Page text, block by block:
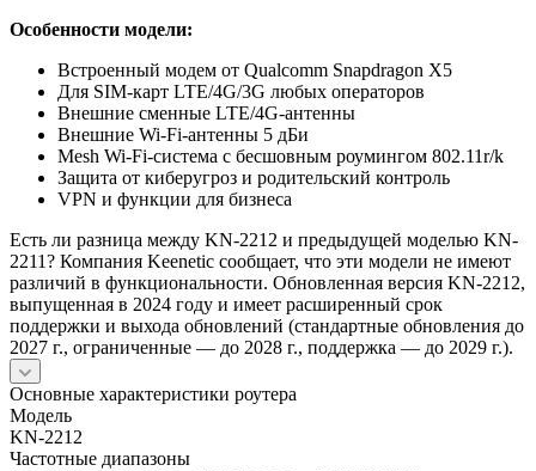
Особенности модели:
Встроенный модем от Qualcomm Snapdragon X5
Для SIM-карт LTE/4G/3G любых операторов
Внешние сменные LTE/4G-антенны
Внешние Wi-Fi-антенны 5 дБи
Mesh Wi-Fi-система с бесшовным роумингом 802.11r/k
Защита от киберугроз и родительский контроль
VPN и функции для бизнеса
Есть ли разница между KN-2212 и предыдущей моделью KN-
2211? Компания Keenetic сообщает, что эти модели не имеют
различий в функциональности. Обновленная версия KN-2212,
выпущенная в 2024 году и имеет расширенный срок
поддержки и выхода обновлений (стандартные обновления до
2027 г., ограниченные — до 2028 г., поддержка — до 2029 г.).
Основные характеристики роутера
Модель
KN-2212
Частотные диапазоны